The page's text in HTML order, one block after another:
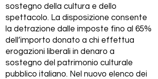
sostegno della cultura e dello
spettacolo. La disposizione consente
la detrazione dalle imposte fino al 65%
dell’importo donato a chi effettua
erogazioni liberali in denaro a
sostegno del patrimonio culturale
pubblico italiano. Nel nuovo elenco dei